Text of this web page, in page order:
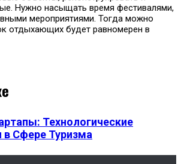
Нужно насыщать время фестивалями,
мероприятиями. Тогда можно
отдыхающих будет равномерен в
Технологические
Сфере Туризма